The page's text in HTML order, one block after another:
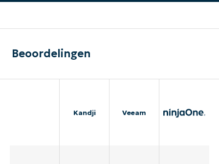
Beoordelingen
Kandji Veeam